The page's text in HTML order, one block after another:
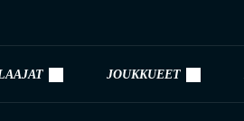
JOUKKUEET